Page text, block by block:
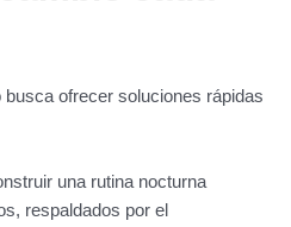
busca ofrecer soluciones rápidas
una rutina nocturna
respaldados por el